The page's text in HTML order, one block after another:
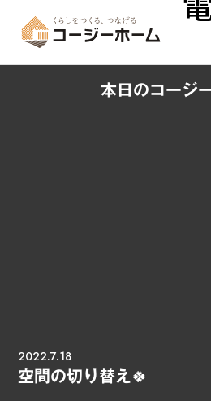
2022.7.18
空間の切り替え🍀
本日のコージ